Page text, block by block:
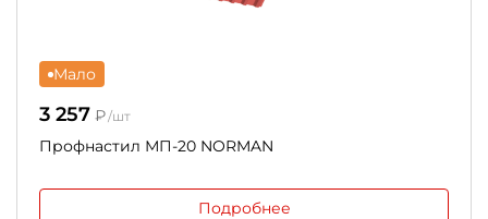
Мало
3 257 ₽/шт
Профнастил МП-20 NORMAN
Подробнее